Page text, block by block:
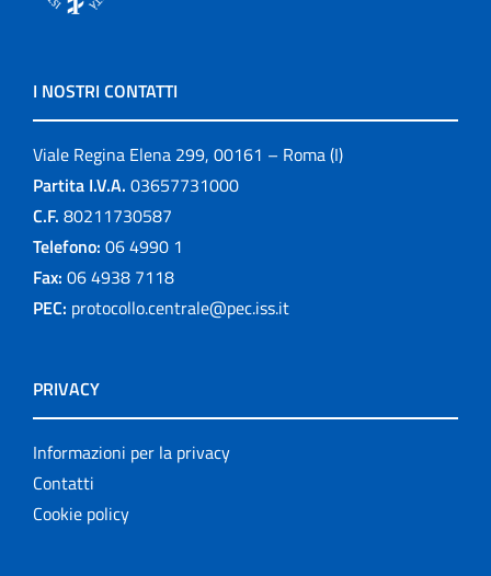
I NOSTRI CONTATTI
Viale Regina Elena 299, 00161 – Roma (I)
Partita I.V.A. 03657731000
C.F. 80211730587
Telefono: 06 4990 1
Fax: 06 4938 7118
PEC: protocollo.centrale@pec.iss.it
PRIVACY
Informazioni per la privacy
Contatti
Cookie policy